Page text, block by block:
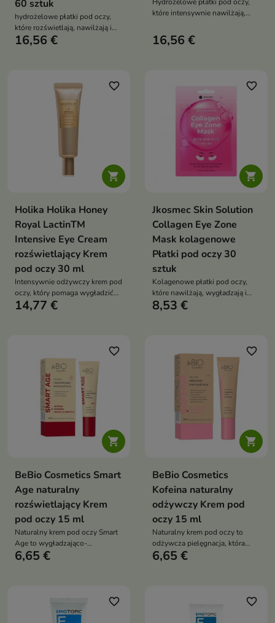
60 sztuk
hydrożelowe płatki pod oczy,
które rozświetlają, nawilżają i
pomagają zmniejszyć oznaki
16,56 €
które intensywnie nawilżają,
przywrócić świeży, wypoczęty
wygląd okolicy oka
16,56 €

favorite_border
Holika Holika Honey
Royal LactinTM
Intensive Eye Cream
rozświetlający Krem
pod oczy 30 ml
Intensywnie odżywczy krem pod
oczy, który pomaga wygładzić
drobne zmarszczki, rozjaśnić
14,77 €

favorite_border
Jkosmec Skin Solution
Collagen Eye Zone
Mask kolagenowe
Płatki pod oczy 30
sztuk
Kolagenowe płatki pod oczy,
które nawilżają, wygładzają i
rozjaśniają delikatną skórę,
8,53 €

favorite_border
BeBio Cosmetics Smart
Age naturalny
rozświetlający Krem
pod oczy 15 ml
Naturalny krem pod oczy Smart
Age to wygładzająco-
rozświetlająca pielęgnacja, która
6,65 €

favorite_border
BeBio Cosmetics
Kofeina naturalny
odżywczy Krem pod
oczy 15 ml
Naturalny krem pod oczy to
odżywcza pielęgnacja, która
redukuje cienie, wygładza
6,65 €
favorite_border favorite_border